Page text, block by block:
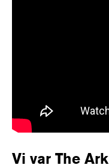
Vi var The Ark